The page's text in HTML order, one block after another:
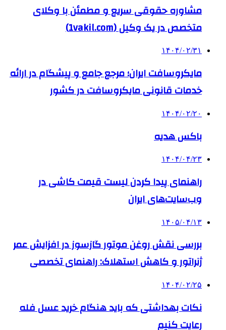
مشاوره حقوقی سریع و مطمئن با وکلای
متخصص در یک وکیل (1vakil.com)
۱۴۰۴/۰۲/۳۱
مایکروسافت ایران؛ مرجع جامع و پیشگام در ارائه
خدمات قانونی مایکروسافت در کشور
۱۴۰۴/۰۲/۲۰
باکس هدیه
۱۴۰۴/۰۴/۲۳
راهنمای پیدا کردن لیست قیمت کاشی در
وب‌سایت‌های ایران
۱۴۰۵/۰۴/۱۳
بررسی نقش روغن موتور گازسوز در افزایش عمر
ژنراتور و کاهش استهلاک: راهنمای تخصصی
۱۴۰۴/۰۲/۲۵
نکات بهداشتی که باید هنگام خرید عسل فله
رعایت کنیم